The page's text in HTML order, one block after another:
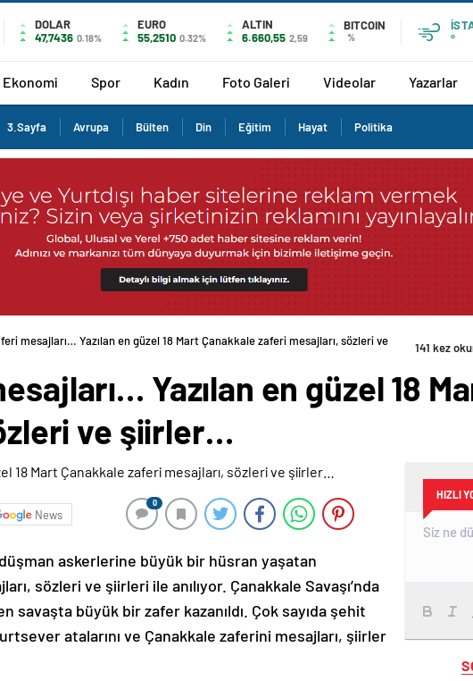
DOLAR
47,7436 0.18%
EURO
55,2510 0.32%
ALTIN
6.660,55 2,59
BITCOIN
%
°
Ekonomi Spor Kadın Foto Galeri Videolar Yazarlar
3.Sayfa Avrupa Bülten Din Eğitim Hayat Politika
mesajları… Yazılan en güzel 18 Mart Çanakkale zaferi mesajları, sözleri ve
141 kez
Yazılan en güzel 18
ve şiirler…
News
0
askerlerine büyük bir hüsran yaşatan
sözleri ve şiirleri ile anılıyor. Çanakkale Savaşı’nda
savaşta büyük bir zafer kazanıldı. Çok sayıda şehit
atalarını ve Çanakkale zaferini mesajları, şiirler
HIZLI